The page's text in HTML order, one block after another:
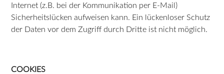
Internet (z.B. bei der Kommunikation per E-Mail)
Sicherheitslücken aufweisen kann. Ein lückenloser Schutz
der Daten vor dem Zugriff durch Dritte ist nicht möglich.
COOKIES